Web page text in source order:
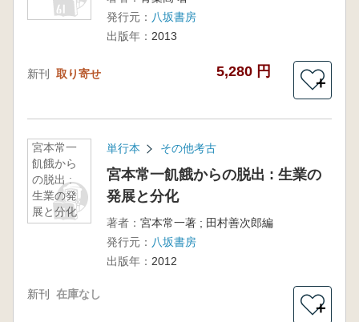
発行元： 八坂書房
出版年： 2013
新刊 取り寄せ 5,280 円
＋
宮本常一
飢餓から
の脱出 :
生業の発
展と分化
単行本 その他考古
宮本常一飢餓からの脱出 : 生業の
発展と分化
著者： 宮本常一著 ; 田村善次郎編
発行元： 八坂書房
出版年： 2012
新刊 在庫なし
＋